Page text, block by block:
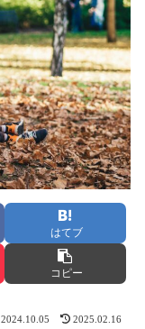
はてブ
コピー
2024.10.05 2025.02.16